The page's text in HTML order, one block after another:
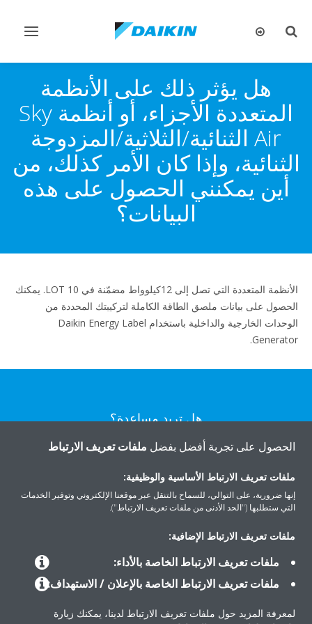
تبديل
تبديل
هل يؤثر ذلك على الأنظمة
المتعددة الأجزاء، أو أنظمة Sky
Air الثنائية/الثلاثية/المزدوجة
الثنائية، وإذا كان الأمر كذلك، من
أين يمكنني الحصول على هذه
البيانات؟
الأنظمة المتعددة التي تصل إلى 12كيلوواط مضمّنة في LOT 10. يمكنك
الحصول على بيانات ملصق الطاقة الكاملة لتركيبتك المحددة من
الوحدات الخارجية والداخلية باستخدام Daikin Energy Label
Generator.
هل تريد مساعدة؟
المنتجات
الحصول على تجربة أفضل بفضل ملفات تعريف الارتباط
ملفات تعريف الارتباط الأساسية والوظيفية:
إنها ضرورية، على التوالي، للسماح بالتنقل عبر موقعنا الإلكتروني وتوفير الخدمات
التي ستطلبها ("الحد الأدنى من ملفات تعريف الارتباط").
ملفات تعريف الارتباط الإضافية:
ملفات تعريف الارتباط الخاصة بالأداء:
ملفات تعريف الارتباط الخاصة بالإعلان / الاستهداف:
لمعرفة المزيد حول ملفات تعريف الارتباط لدينا، يمكنك زيارة